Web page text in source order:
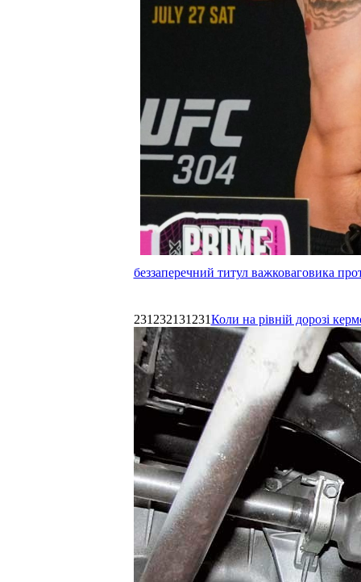
беззаперечний титул важковаговика
231232131231Коли на рівній дорозі